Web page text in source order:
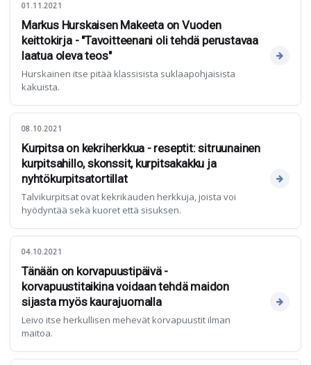
01.11.2021
Markus Hurskaisen Makeeta on Vuoden
keittokirja - "Tavoitteenani oli tehdä perustavaa
laatua oleva teos"
Hurskainen itse pitää klassisista suklaapohjaisista
kakuista.
08.10.2021
Kurpitsa on kekriherkkua - reseptit: sitruunainen
kurpitsahillo, skonssit, kurpitsakakku ja
nyhtökurpitsatortillat
Talvikurpitsat ovat kekrikauden herkkuja, joista voi
hyödyntää sekä kuoret että sisuksen.
04.10.2021
Tänään on korvapuustipäivä -
korvapuustitaikina voidaan tehdä maidon
sijasta myös kaurajuomalla
Leivo itse herkullisen mehevät korvapuustit ilman
maitoa.